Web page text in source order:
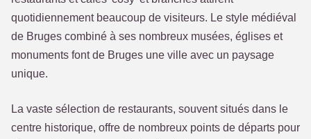
quotidiennement beaucoup de visiteurs. Le style médiéval
de Bruges combiné à ses nombreux musées, églises et
monuments font de Bruges une ville avec un paysage
unique.
La vaste sélection de restaurants, souvent situés dans le
centre historique, offre de nombreux points de départs pour